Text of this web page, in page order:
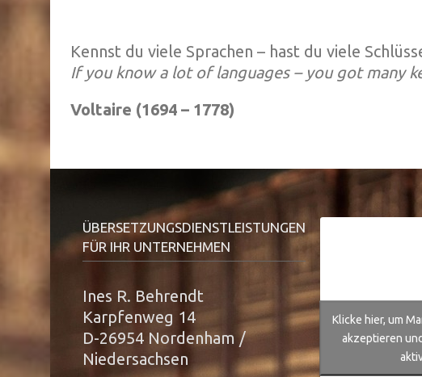
Kennst du viele Sprachen – hast du viele
If you know a lot of languages – you got many
Voltaire (1694 – 1778)
ÜBERSETZUNGSDIENSTLEISTUNGEN
FÜR IHR UNTERNEHMEN
Ines R. Behrendt
Karpfenweg 14
D-26954 Nordenham /
Niedersachsen
Klicke hier, um
akzeptieren